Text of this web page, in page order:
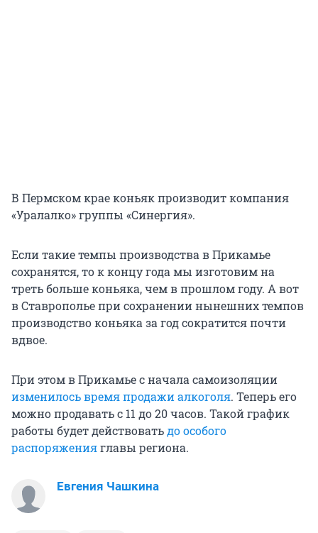
В Пермском крае коньяк производит компания
«Уралалко» группы «Синергия».
Если такие темпы производства в Прикамье
сохранятся, то к концу года мы изготовим на
треть больше коньяка, чем в прошлом году. А вот
в Ставрополье при сохранении нынешних темпов
производство коньяка за год сократится почти
вдвое.
При этом в Прикамье с начала самоизоляции
изменилось время продажи алкоголя. Теперь его
можно продавать с 11 до 20 часов. Такой график
работы будет действоватьдо особого
распоряженияглавы региона.
Евгения Чашкина